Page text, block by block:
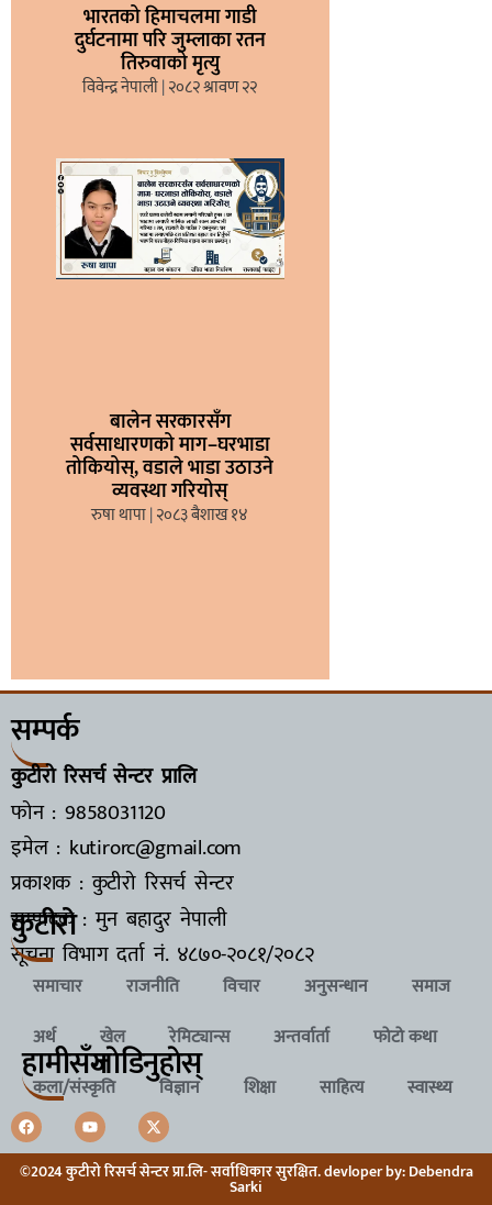
भारतको हिमाचलमा गाडी
दुर्घटनामा परि जुम्लाका रतन
तिरुवाको मृत्यु
विवेन्द्र नेपाली २०८२ श्रावण २२
बालेन सरकारसँग
सर्वसाधारणको माग–घरभाडा
तोकियोस्, वडाले भाडा उठाउने
व्यवस्था गरियोस्
रुषा थापा २०८३ बैशाख १४
सम्पर्क
कुटीरो रिसर्च सेन्टर प्रालि
फोन : 9858031120
इमेल : kutirorc@gmail.com
प्रकाशक : कुटीरो रिसर्च सेन्टर
सम्पादक : मुन बहादुर नेपाली
सूचना विभाग दर्ता नं. ४८७०-२०८१/२०८२
कुटीरो
समाचार राजनीति विचार अनुसन्धान
समाज
अर्थ
खेल रेमिट्यान्स अन्तर्वार्ता
फोटो कथा
कला/संस्कृति
विज्ञान शिक्षा साहित्य स्वास्थ्य
हामीसँगजाेडिनुहाेस्
©2024 कुटीरो रिसर्च सेन्टर प्रा.लि- सर्वाधिकार सुरक्षित. devloper by: Debendra
Sarki